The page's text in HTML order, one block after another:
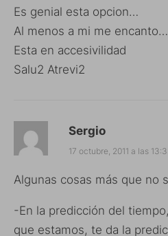
Es genial esta opcion…
Al menos a mi me encanto…
Esta en accesivilidad
Salu2 Atrevi2
Sergio
17 octubre, 2011 a las
Algunas cosas más que no
-En la predicción del
que estamos, te da la